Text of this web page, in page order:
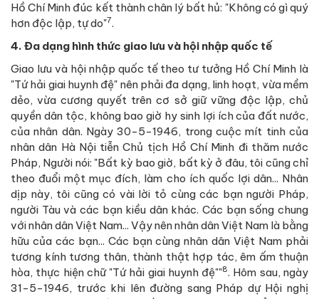
Hồ Chí Minh đúc kết thành chân lý bất hủ: "Không có gì quý
hơn độc lập, tự do"7.
4. Đa dạng hình thức giao lưu và hội nhập quốc tế
Giao lưu và hội nhập quốc tế theo tư tưởng Hồ Chí Minh là
"Tứ hải giai huynh đệ" nên phải đa dạng, linh hoạt, vừa mềm
dẻo, vừa cương quyết trên cơ sở giữ vững độc lập, chủ
quyền dân tộc, không bao giờ hy sinh lợi ích của đất nước,
của nhân dân. Ngày 30-5-1946, trong cuộc mít tinh của
nhân dân Hà Nội tiễn Chủ tịch Hồ Chí Minh đi thăm nước
Pháp, Người nói: "Bất kỳ bao giờ, bất kỳ ở đâu, tôi cũng chỉ
theo đuổi một mục đích, làm cho ích quốc lợi dân... Nhân
dịp này, tôi cũng có vài lời tỏ cùng các bạn người Pháp,
người Tàu và các bạn kiều dân khác. Các bạn sống chung
với nhân dân Việt Nam... Vậy nên nhân dân Việt Nam là bằng
hữu của các bạn... Các bạn cùng nhân dân Việt Nam phải
tương kính tương thân, thành thật hợp tác, êm ấm thuận
hòa, thực hiện chữ "Tứ hải giai huynh đệ""8. Hôm sau, ngày
31-5-1946, trước khi lên đường sang Pháp dự Hội nghị